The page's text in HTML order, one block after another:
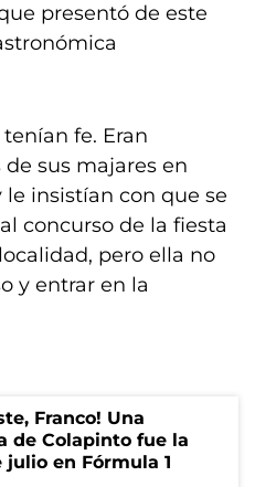
presentó de este
fe. Eran
sus majares en
insistían con que se
concurso de la fiesta
pero ella no
y entrar en la
Franco! Una
de Colapinto fue la
julio en Fórmula 1